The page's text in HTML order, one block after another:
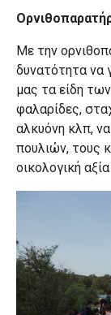
Με την
δυνατότητα να
μας τα είδη
φαλαρίδες,
αλκυόνη κλπ,
πουλιών, τους
οικολογική